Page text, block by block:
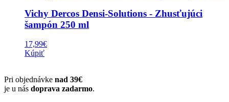
Vichy Dercos Densi-Solutions - Zhusťujúci
šampón 250 ml
17,99€
Kúpiť
Pri objednávke nad 39€
je u nás doprava zadarmo.